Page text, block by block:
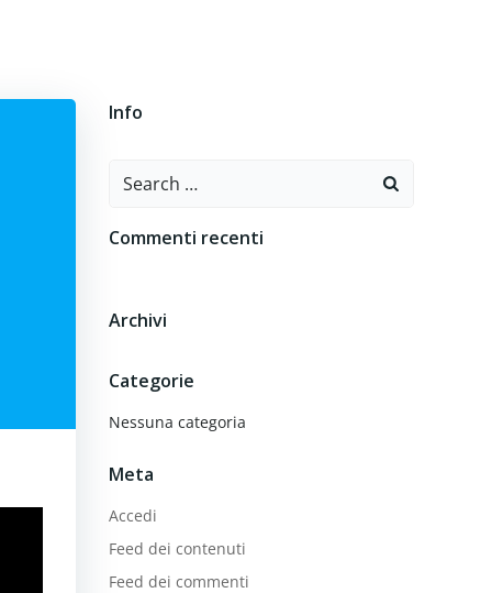
Info
Search
Commenti recenti
Archivi
Categorie
Nessuna categoria
Meta
Accedi
Feed dei contenuti
Feed dei commenti